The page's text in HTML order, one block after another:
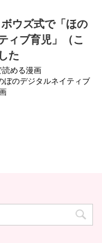
ウズ式で「ほの
ィブ育児」（こ
た
読める漫画
ぼのデジタルネイティブ